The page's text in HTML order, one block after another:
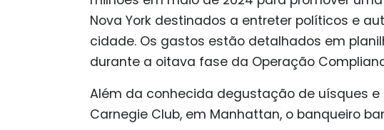
Nova York destinados a entreter políticos e
cidade. Os gastos estão detalhados em
durante a oitava fase da Operação
Além da conhecida degustação de uísques e
Carnegie Club, em Manhattan, o banqueiro